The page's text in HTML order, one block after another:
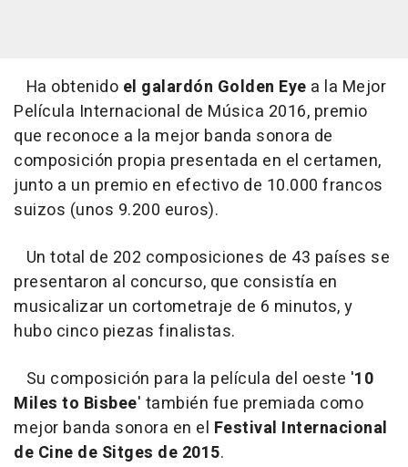
Ha obtenido el galardón Golden Eye a la Mejor
Película Internacional de Música 2016, premio
que reconoce a la mejor banda sonora de
composición propia presentada en el certamen,
junto a un premio en efectivo de 10.000 francos
suizos (unos 9.200 euros).
Un total de 202 composiciones de 43 países se
presentaron al concurso, que consistía en
musicalizar un cortometraje de 6 minutos, y
hubo cinco piezas finalistas.
Su composición para la película del oeste '10
Miles to Bisbee' también fue premiada como
mejor banda sonora en el Festival Internacional
de Cine de Sitges de 2015.